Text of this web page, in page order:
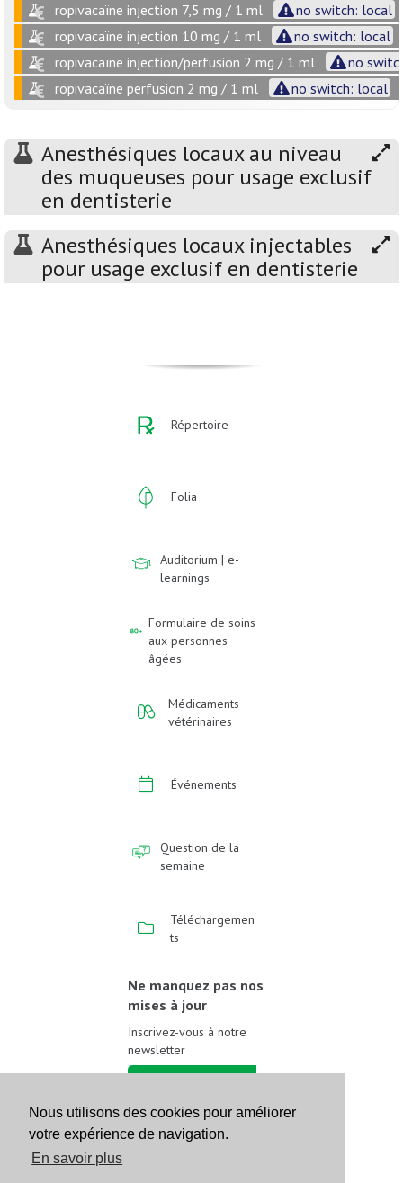
Nous utilisons des cookies pour améliorer
votre expérience de navigation.
En savoir plus
ropivacaïne injection 7,5 mg / 1 ml
no switch: local
ropivacaïne injection 10 mg / 1 ml
no switch: local
ropivacaïne injection/perfusion 2 mg / 1 ml
no
ropivacaïne perfusion 2 mg / 1 ml
no switch: local
Anesthésiques locaux au niveau
des muqueuses pour usage exclusif
en dentisterie
Anesthésiques locaux injectables
pour usage exclusif en dentisterie
Répertoire
Folia
Auditorium | e-
learnings
Formulaire de soins
aux personnes
âgées
Médicaments
vétérinaires
Événements
Question de la
semaine
Téléchargemen
ts
Ne manquez pas nos
mises à jour
Inscrivez-vous à notre
newsletter
Suivez-nous sur les